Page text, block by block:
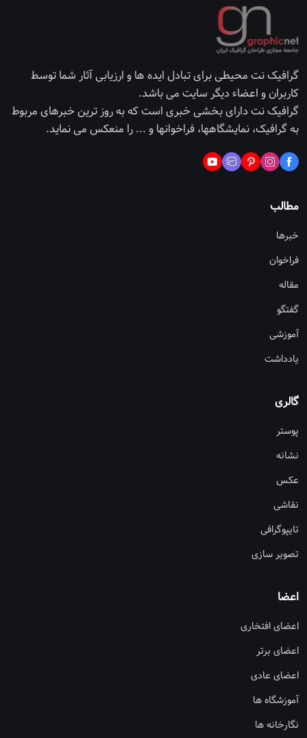
گرافیک نت محیطی برای تبادل ایده ها و ارزیابی آثار شما توسط
کاربران و اعضاء دیگر سایت می باشد.
گرافیک نت دارای بخشی خبری است که به روز ترین خبرهای مربوط
به گرافیک، نمایشگاهها، فراخوانها و ... را منعکس می نماید.
مطالب
خبرها
فراخوان
مقاله
گفتگو
آموزشی
یادداشت
گالری
پوستر
نشانه
عکس
نقاشی
تایپوگرافی
تصویر سازی
اعضا
اعضای افتخاری
اعضای برتر
اعضای عادی
آموزشگاه ها
نگارخانه ها